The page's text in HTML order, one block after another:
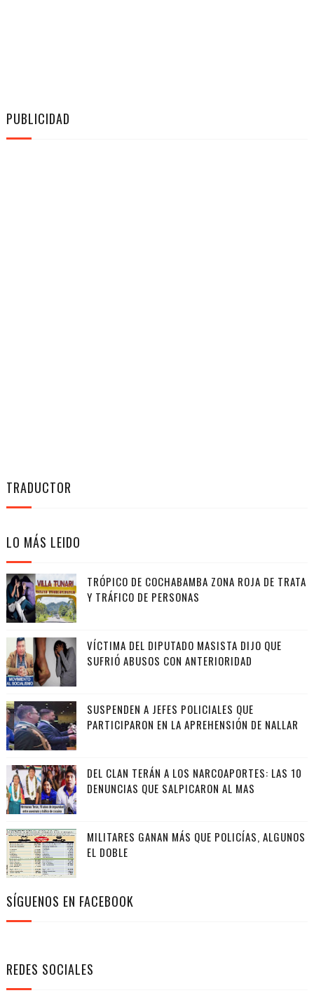
PUBLICIDAD
TRADUCTOR
LO MÁS LEIDO
TRÓPICO DE COCHABAMBA ZONA ROJA DE TRATA
Y TRÁFICO DE PERSONAS
VÍCTIMA DEL DIPUTADO MASISTA DIJO QUE
SUFRIÓ ABUSOS CON ANTERIORIDAD
SUSPENDEN A JEFES POLICIALES QUE
PARTICIPARON EN LA APREHENSIÓN DE NALLAR
DEL CLAN TERÁN A LOS NARCOAPORTES: LAS 10
DENUNCIAS QUE SALPICARON AL MAS
MILITARES GANAN MÁS QUE POLICÍAS, ALGUNOS
EL DOBLE
SÍGUENOS EN FACEBOOK
REDES SOCIALES